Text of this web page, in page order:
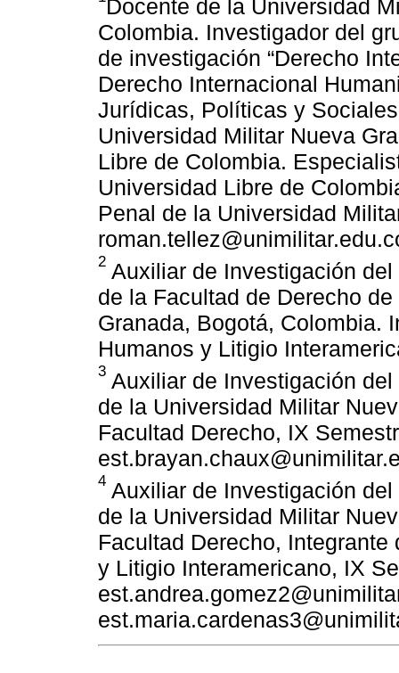
Docente de la Universidad
Colombia. Investigador del
de investigación “Derecho
Derecho Internacional
Jurídicas, Políticas y
Universidad Militar Nueva
Libre de Colombia.
Universidad Libre de
Penal de la Universidad
2 Auxiliar de Investigación
de la Facultad de Derecho
Granada, Bogotá, Colombia.
Humanos y Litigio
3 Auxiliar de Investigación
de la Universidad Militar
Facultad Derecho, IX
4 Auxiliar de Investigación
de la Universidad Militar
Facultad Derecho,
y Litigio Interamericano, IX